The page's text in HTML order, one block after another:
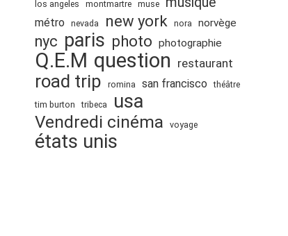
los angeles montmartre muse
métro nevada new york nora norvège
nyc paris photo photographie
Q.E.M question restaurant
road trip romina san francisco théâtre
tim burton
tribeca usa
Vendredi cinéma voyage
états unis